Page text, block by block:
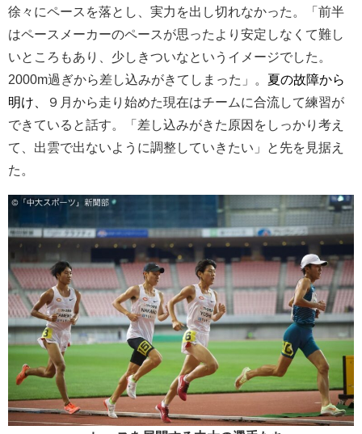
徐々にペースを落とし、実力を出し切れなかった。「前半
はペースメーカーのペースが思ったより安定しなくて難し
いところもあり、少しきついなというイメージでした。
2000m過ぎから差し込みがきてしまった」。 夏の故障から
明け、
９月から走り始めた現在はチームに合流して練習が
できていると話す。「差し込みがきた原因をしっかり考え
て、出雲で出ないように調整していきたい」と先を見据え
た。